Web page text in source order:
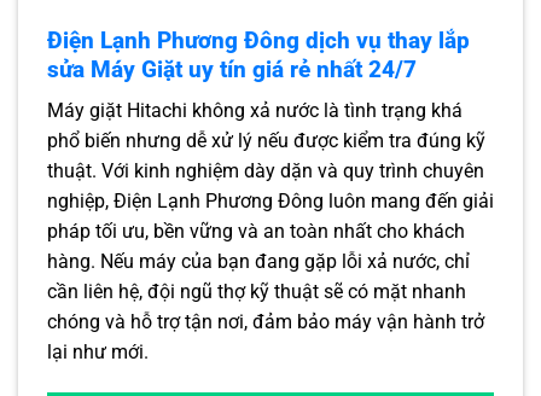
Điện Lạnh Phương Đông dịch vụ thay lắp
sửa Máy Giặt uy tín giá rẻ nhất 24/7
Máy giặt Hitachi không xả nước là tình trạng khá
phổ biến nhưng dễ xử lý nếu được kiểm tra đúng kỹ
thuật. Với kinh nghiệm dày dặn và quy trình chuyên
nghiệp, Điện Lạnh Phương Đông luôn mang đến giải
pháp tối ưu, bền vững và an toàn nhất cho khách
hàng. Nếu máy của bạn đang gặp lỗi xả nước, chỉ
cần liên hệ, đội ngũ thợ kỹ thuật sẽ có mặt nhanh
chóng và hỗ trợ tận nơi, đảm bảo máy vận hành trở
lại như mới.